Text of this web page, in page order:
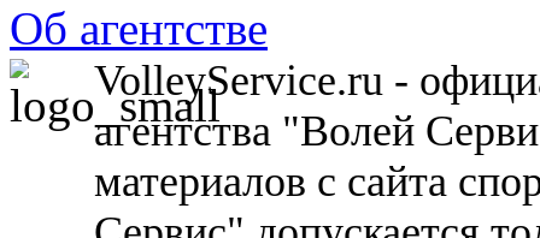
Об агентстве
VolleyService.ru -
агентства "Волей
материалов с сайта